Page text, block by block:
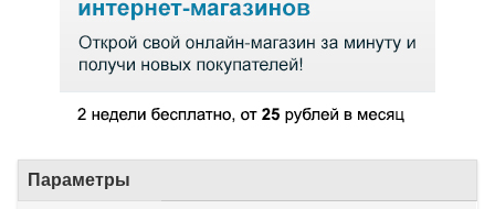
Параметры